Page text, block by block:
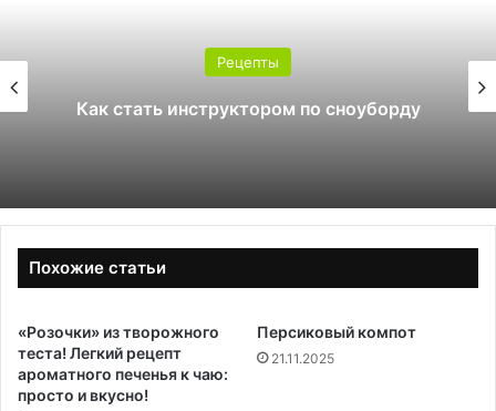
Рецепты
Как стать инструктором по сноуборду
Похожие статьи
«Розочки» из творожного
теста! Легкий рецепт
ароматного печенья к чаю:
просто и вкусно!
Персиковый компот
21.11.2025